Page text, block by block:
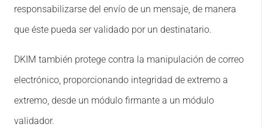
responsabilizarse del envío de un mensaje, de manera
que éste pueda ser validado por un destinatario.
DKIM también protege contra la manipulación de correo
electrónico, proporcionando integridad de extremo a
extremo, desde un módulo firmante a un módulo
validador.